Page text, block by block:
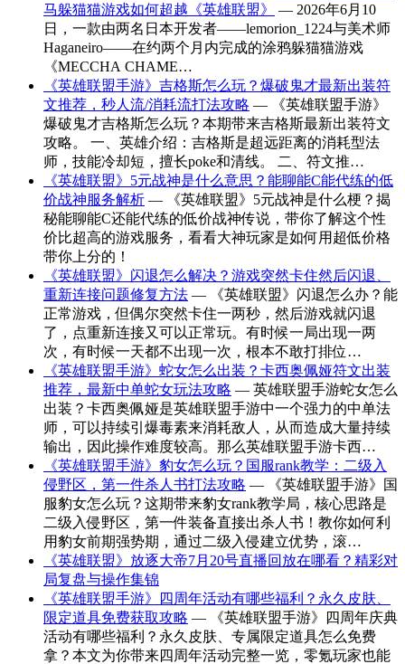
马躲猫猫游戏如何超越《英雄联盟》
— 2026年6月10
日，一款由两名日本开发者——lemorion_1224与美术师
Haganeiro——在约两个月内完成的涂鸦躲猫猫游戏
《MECCHA CHAME…
《英雄联盟手游》吉格斯怎么玩？爆破鬼才最新出装符
文推荐，秒人流/消耗流打法攻略 — 《英雄联盟手游》
爆破鬼才吉格斯怎么玩？本期带来吉格斯最新出装符文
攻略。 一、英雄介绍：吉格斯是超远距离的消耗型法
师，技能冷却短，擅长poke和清线。 二、符文推…
《英雄联盟》5元战神是什么意思？能聊能C能代练的低
价战神服务解析 — 《英雄联盟》5元战神是什么梗？揭
秘能聊能C还能代练的低价战神传说，带你了解这个性
价比超高的游戏服务，看看大神玩家是如何用超低价格
带你上分的！
《英雄联盟》闪退怎么解决？游戏突然卡住然后闪退、
重新连接问题修复方法 — 《英雄联盟》闪退怎么办？能
正常游戏，但偶尔突然卡住一两秒，然后游戏就闪退
了，点重新连接又可以正常玩。有时候一局出现一两
次，有时候一天都不出现一次，根本不敢打排位…
《英雄联盟手游》蛇女怎么出装？卡西奥佩娅符文出装
推荐，最新中单蛇女玩法攻略 — 英雄联盟手游蛇女怎么
出装？卡西奥佩娅是英雄联盟手游中一个强力的中单法
师，可以持续引爆毒素来消耗敌人，从而造成大量持续
输出，因此操作难度较高。那么英雄联盟手游卡西…
《英雄联盟手游》豹女怎么玩？国服rank教学：二级入
侵野区，第一件杀人书打法攻略 — 《英雄联盟手游》国
服豹女怎么玩？这期带来豹女rank教学局，核心思路是
二级入侵野区，第一件装备直接出杀人书！教你如何利
用豹女前期强势期，通过二级入侵建立优势，滚…
《英雄联盟》放逐大帝7月20号直播回放在哪看？精彩对
局复盘与操作集锦
《英雄联盟手游》四周年活动有哪些福利？永久皮肤、
限定道具免费获取攻略 — 《英雄联盟手游》四周年庆典
活动有哪些福利？永久皮肤、专属限定道具怎么免费
拿？本文为你带来四周年活动完整一览，零氪玩家也能